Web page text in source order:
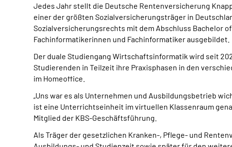
Jedes Jahr stellt die Deutsche Rentenversicherung
einer der größten Sozialversicherungsträger in
Sozialversicherungsrechts mit dem Abschluss Bachelor
Fachinformatikerinnen und Fachinformatiker ausgebildet.
Der duale Studiengang Wirtschaftsinformatik wird seit
Studierenden in Teilzeit ihre Praxisphasen in den
im Homeoffice.
„Uns war es als Unternehmen und Ausbildungsbetrieb
ist eine Unterrichtseinheit im virtuellen Klassenraum
Mitglied der KBS-Geschäftsführung.
Als Träger der gesetzlichen Kranken-, Pflege- und